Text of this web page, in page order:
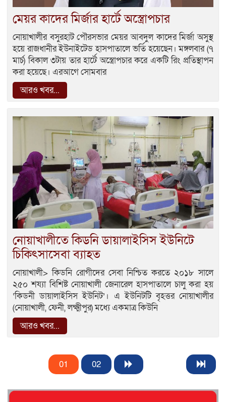
মেয়র কাদের মির্জার হার্টে অস্ত্রোপচার
নোয়াখালীর বসুরহাট পৌরসভার মেয়র আবদুল কাদের মির্জা অসুস্থ
হয়ে রাজধানীর ইউনাইটেড হাসপাতালে ভর্তি হয়েছেন। মঙ্গলবার (৭
মার্চ) বিকাল ৩টায় তার হার্টে অস্ত্রোপচার করে একটি রিং প্রতিস্থাপন
করা হয়েছে। এরআগে সোমবার
আরও খবর...
নোয়াখালীতে কিডনি ডায়ালাইসিস ইউনিটে
চিকিৎসাসেবা ব্যাহত
নোয়াখালী> কিডনি রোগীদের সেবা নিশ্চিত করতে ২০১৮ সালে
২৫০ শয্যা বিশিষ্ট নোয়াখালী জেনারেল হাসপাতালে চালু করা হয়
‘কিডনী ডায়ালাইসিস ইউনিট’। এ ইউনিটটি বৃহত্তর নোয়াখালীর
(নোয়াখালী, ফেনী, লক্ষ্মীপুর) মধ্যে একমাত্র কিউনি
আরও খবর...
01 02